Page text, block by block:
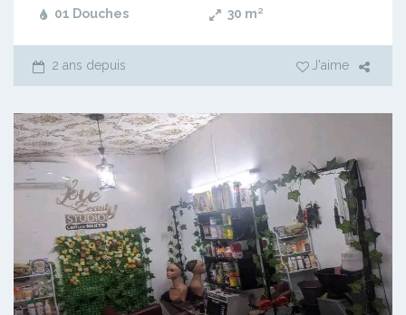
01 Douches 30 m²
2 ans depuis J'aime